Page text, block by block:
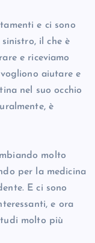
e ci sono
il che è
e riceviamo
aiutare e
nel suo occhio
è
molto
per la medicina
E ci sono
e ora
molto più